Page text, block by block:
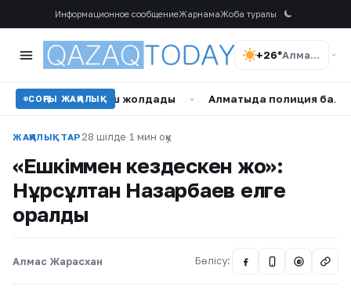
Информационное сообщениеЖарнамаЖоба туралы
+26° Алматы
СОҢҒЫ ЖАҢАЛЫҚ
өтініш жолдады • Алматыда полиция баланы қауіпті
ЖАҢАЛЫҚТАР 28 шілде·1 мин оқу
«Ешкіммен кездескен жоқ»:
Нұрсұлтан Назарбаев елге
оралды
Алмас Жарасхан Бөлісу: @